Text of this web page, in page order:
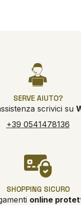
SERVE AIUTO?
scrivici su
+39 0541478136
SHOPPING SICURO
online